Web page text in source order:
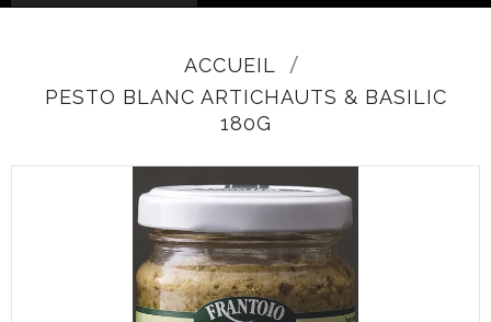
ACCUEIL
PESTO BLANC ARTICHAUTS & BASILIC
180G